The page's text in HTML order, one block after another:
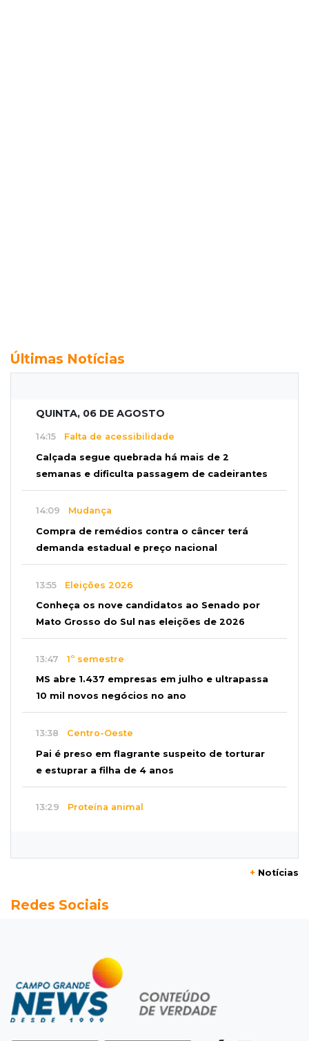
Últimas Notícias
QUINTA, 06 DE AGOSTO
14:15 Falta de acessibilidade
Calçada segue quebrada há mais de 2
semanas e dificulta passagem de cadeirantes
14:09 Mudança
Compra de remédios contra o câncer terá
demanda estadual e preço nacional
13:55 Eleições 2026
Conheça os nove candidatos ao Senado por
Mato Grosso do Sul nas eleições de 2026
13:47 1º semestre
MS abre 1.437 empresas em julho e ultrapassa
10 mil novos negócios no ano
13:38 Centro-Oeste
Pai é preso em flagrante suspeito de torturar
e estuprar a filha de 4 anos
13:29 Proteína animal
Exportações de Campo Grande batem
Adolescente apreendido
Menino de 11 anos queimado pode precisar de
hemodiálise; "só os pés escaparam"
+ Notícias
Redes Sociais